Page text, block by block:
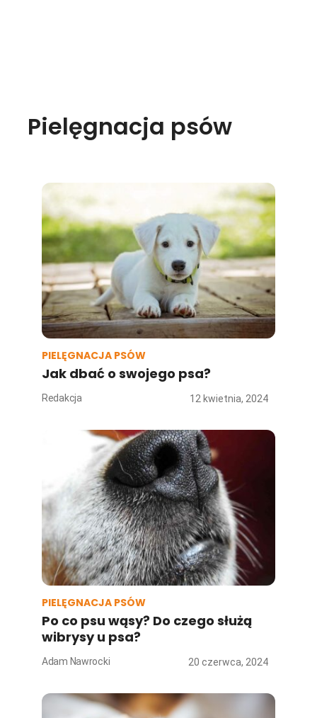
Pielęgnacja psów
PIELĘGNACJA PSÓW
Jak dbać o swojego psa?
Redakcja 12 kwietnia, 2024
PIELĘGNACJA PSÓW
Po co psu wąsy? Do czego służą
wibrysy u psa?
Adam Nawrocki 20 czerwca, 2024